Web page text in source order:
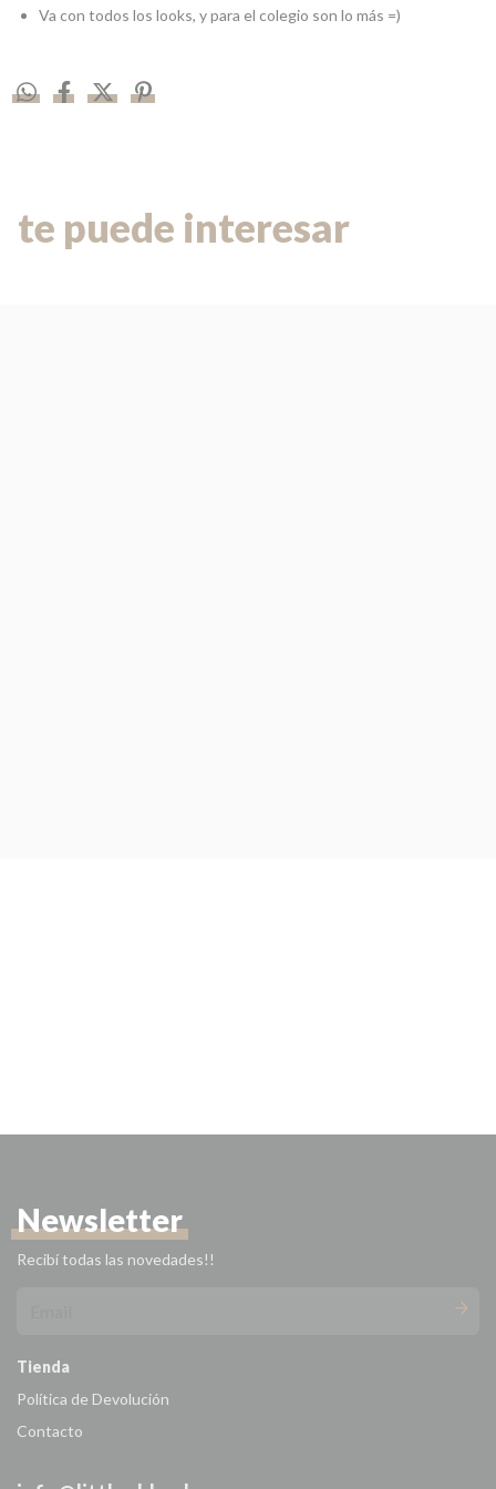
Va con todos los looks, y para el colegio son lo más =)
te puede interesar
Newsletter
Recibí todas las novedades!!
Tienda
Política de Devolución
Contacto